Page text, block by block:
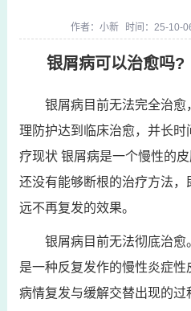
作者： 小新 时间：25-10-
银屑病可以治愈吗?
银屑病目前无法完全治
理防护达到临床治愈，并长
疗现状 银屑病是一个慢性的
还没有能够断根的治疗方法
远不再复发的效果。
银屑病目前无法彻底治
是一种反复发作的慢性炎症
病情复发与缓解交替出现的